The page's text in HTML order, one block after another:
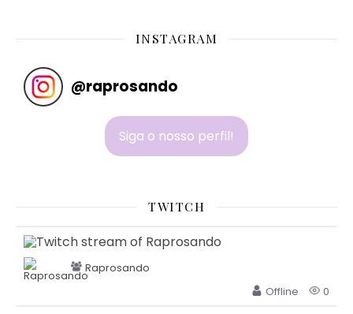
INSTAGRAM
@raprosando
Siga o nosso perfil!
TWITCH
Raprosando
Offline
0